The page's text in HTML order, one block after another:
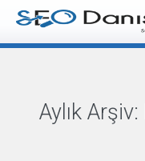
Aylık Arşiv: